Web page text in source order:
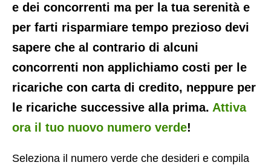
e dei concorrenti ma per la tua serenità e
per farti risparmiare tempo prezioso devi
sapere che al contrario di alcuni
concorrenti non applichiamo costi per le
ricariche con carta di credito, neppure per
le ricariche successive alla prima. Attiva
ora il tuo nuovo numero verde!
Seleziona il numero verde che desideri e compila